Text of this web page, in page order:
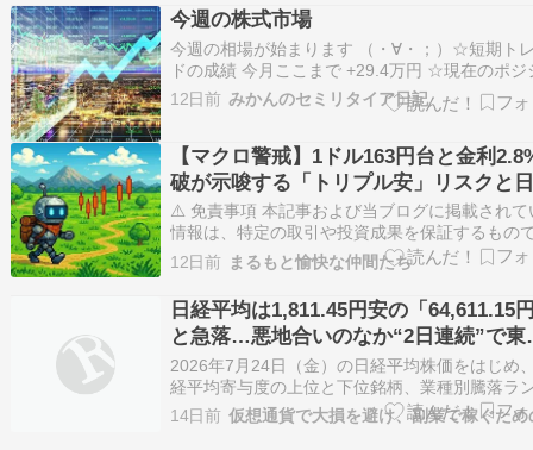
今週の株式市場
今週の相場が始まります （・∀・；）☆短期ト
ドの成績 今月ここまで +29.4万円 ☆現在のポジ
ン ・株式 ノーポジション ・先物/OP 建玉 2.0枚
（PUTクレジット） ☆所感 先週の株式市場は・
っぱり下げ～ 水…
12日前 みかんのセミリタイア日記
【マクロ警戒】1ドル163円台と金利
破が示唆する「トリプル安」リスクと
225への波及効果
⚠️ 免責事項 本記事および当ブログに掲載されて
情報は、特定の取引や投資成果を保証するもの
ありません。記載された数理モデルや計算シミ
ーターのデータはテクニカル分析上の目安であ
実際の売買指示ではありません。投資に関する
的な決定は、ご自身の判断と自己責任において
12日前 まるもと愉快な仲間たち
日経平均は1,811.45円安の「64,611.15
と急落…悪地合いのなか“2日連続”で東
プライム・上昇率1位となった〈注目銘
の正体【7月24日の国内株式市場概況】
日経平均概況
2026年7月24日（金）の日経平均株価をはじめ
経平均寄与度の上位と下位銘柄、業種別騰落ラ
ング、東証プライム市場に上場している個別株
14日前